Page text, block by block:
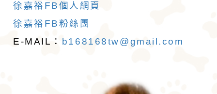
徐嘉裕FB個人網頁
徐嘉裕FB粉絲團
E-MAIL： b168168tw@gmail.com